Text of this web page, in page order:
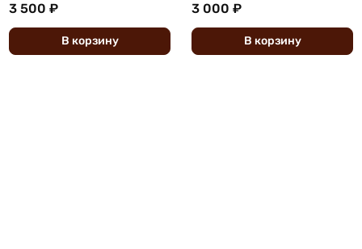
3 500 ₽
В корзину
3 000 ₽
В корзину